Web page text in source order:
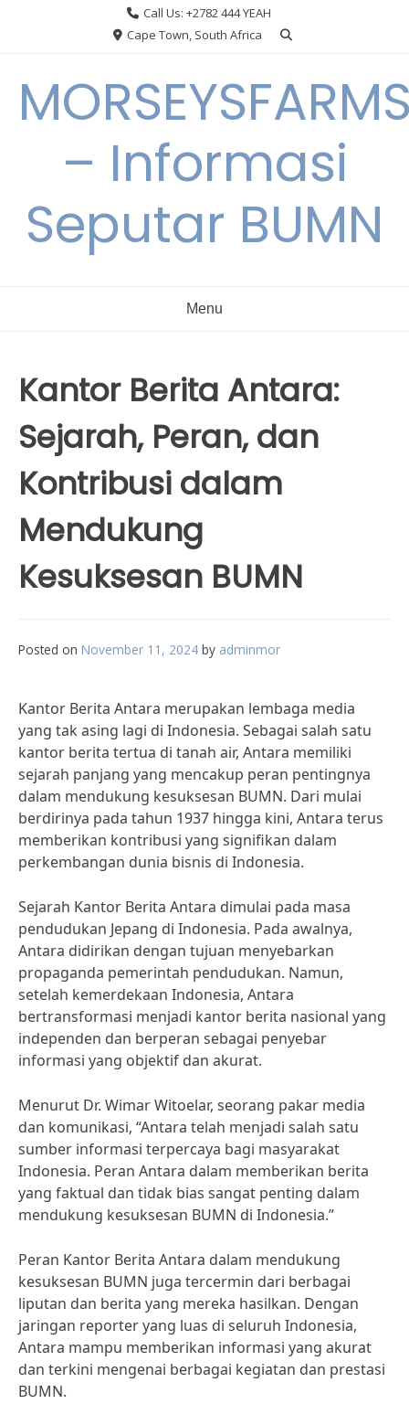
Call Us: +2782 444 YEAH
Cape Town, South Africa
– Informasi
Seputar BUMN
Menu
Kantor Berita Antara:
Sejarah, Peran, dan
Kontribusi dalam
Mendukung
Kesuksesan BUMN
Posted on November 11, 2024 by adminmor
Kantor Berita Antara merupakan lembaga media
yang tak asing lagi di Indonesia. Sebagai salah satu
kantor berita tertua di tanah air, Antara memiliki
sejarah panjang yang mencakup peran pentingnya
dalam mendukung kesuksesan BUMN. Dari mulai
berdirinya pada tahun 1937 hingga kini, Antara terus
memberikan kontribusi yang signifikan dalam
perkembangan dunia bisnis di Indonesia.
Sejarah Kantor Berita Antara dimulai pada masa
pendudukan Jepang di Indonesia. Pada awalnya,
Antara didirikan dengan tujuan menyebarkan
propaganda pemerintah pendudukan. Namun,
setelah kemerdekaan Indonesia, Antara
bertransformasi menjadi kantor berita nasional yang
independen dan berperan sebagai penyebar
informasi yang objektif dan akurat.
Menurut Dr. Wimar Witoelar, seorang pakar media
dan komunikasi, “Antara telah menjadi salah satu
sumber informasi terpercaya bagi masyarakat
Indonesia. Peran Antara dalam memberikan berita
yang faktual dan tidak bias sangat penting dalam
mendukung kesuksesan BUMN di Indonesia.”
Peran Kantor Berita Antara dalam mendukung
kesuksesan BUMN juga tercermin dari berbagai
liputan dan berita yang mereka hasilkan. Dengan
jaringan reporter yang luas di seluruh Indonesia,
Antara mampu memberikan informasi yang akurat
dan terkini mengenai berbagai kegiatan dan prestasi
BUMN.